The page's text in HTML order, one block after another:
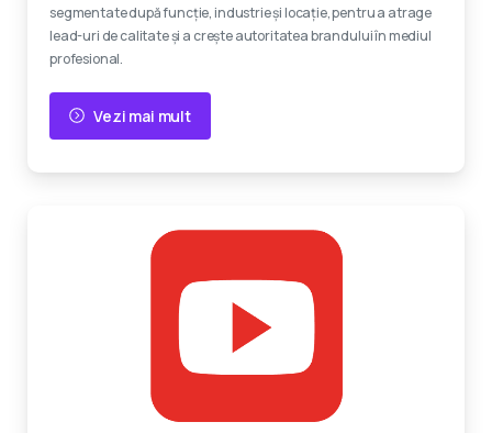
segmentate după funcție, industrie și locație, pentru a atrage
lead-uri de calitate și a crește autoritatea brandului în mediul
profesional.
Vezi mai mult